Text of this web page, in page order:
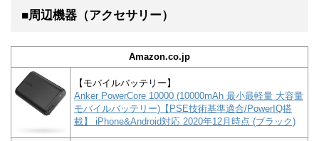
■周辺機器（アクセサリー）
Amazon.co.jp
【モバイルバッテリー】
Anker PowerCore 10000 (10000mAh 最小最軽量 大容量
モバイルバッテリー)【PSE技術基準適合/PowerIQ搭
載】 iPhone&Android対応 2020年12月時点 (ブラック)